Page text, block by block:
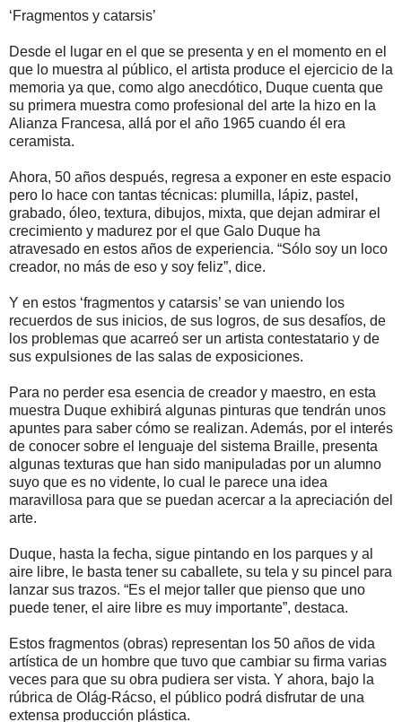
‘Fragmentos y catarsis’
Desde el lugar en el que se presenta y en el momento en el
que lo muestra al público, el artista produce el ejercicio de la
memoria ya que, como algo anecdótico, Duque cuenta que
su primera muestra como profesional del arte la hizo en la
Alianza Francesa, allá por el año 1965 cuando él era
ceramista.
Ahora, 50 años después, regresa a exponer en este espacio
pero lo hace con tantas técnicas: plumilla, lápiz, pastel,
grabado, óleo, textura, dibujos, mixta, que dejan admirar el
crecimiento y madurez por el que Galo Duque ha
atravesado en estos años de experiencia. “Sólo soy un loco
creador, no más de eso y soy feliz”, dice.
Y en estos ‘fragmentos y catarsis’ se van uniendo los
recuerdos de sus inicios, de sus logros, de sus desafíos, de
los problemas que acarreó ser un artista contestatario y de
sus expulsiones de las salas de exposiciones.
Para no perder esa esencia de creador y maestro, en esta
muestra Duque exhibirá algunas pinturas que tendrán unos
apuntes para saber cómo se realizan. Además, por el interés
de conocer sobre el lenguaje del sistema Braille, presenta
algunas texturas que han sido manipuladas por un alumno
suyo que es no vidente, lo cual le parece una idea
maravillosa para que se puedan acercar a la apreciación del
arte.
Duque, hasta la fecha, sigue pintando en los parques y al
aire libre, le basta tener su caballete, su tela y su pincel para
lanzar sus trazos. “Es el mejor taller que pienso que uno
puede tener, el aire libre es muy importante”, destaca.
Estos fragmentos (obras) representan los 50 años de vida
artística de un hombre que tuvo que cambiar su firma varias
veces para que su obra pudiera ser vista. Y ahora, bajo la
rúbrica de Olág-Rácso, el público podrá disfrutar de una
extensa producción plástica.